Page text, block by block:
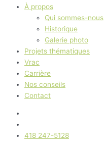
À propos
Qui sommes-nous
Historique
Galerie photo
Projets thématiques
Vrac
Carrière
Nos conseils
Contact
418 247-5128